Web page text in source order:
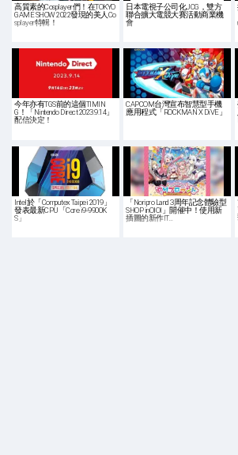
高質素的Cosplayer們！在TOKYO
GAME SHOW 2022發現的美人Co
splayer特輯！
日本電視子公司化JCG，雙方
聯合擴大電競大賽活動商業機
會
今年亦有TGS前的這個TIMIN
G！「Nintendo Direct 2023.9.14」
配信決定！
CAPCOM台灣宣布智慧型手機
應用程式「ROCKMAN X DiVE」
Intel於「Computex Taipei 2019」
發表最新CPU「Core i9-9900K
S」
「Noripro Land 3周年記念體驗型
SHOP inOIOI」開催中！使用新
插圖的新作IT…